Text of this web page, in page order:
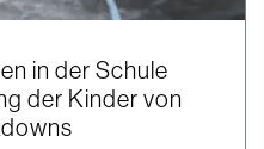
in der Schule
der Kinder von